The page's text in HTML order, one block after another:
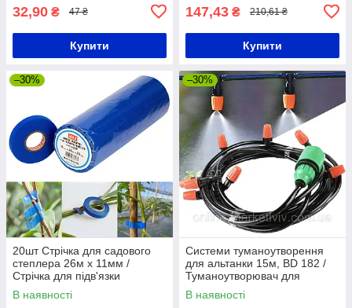
32,90 ₴ 47 ₴
Купити
147,43 ₴ 210,61 ₴
Купити
–30%
20шт Стрічка для садового
степлера 26м х 11мм /
Стрічка для підв'язки
винограду / Стрічка для
степлера
В наявності
–30%
Системи туманоутворення
для альтанки 15м, BD 182 /
Туманоутворювач для
альтанок та саду
В наявності